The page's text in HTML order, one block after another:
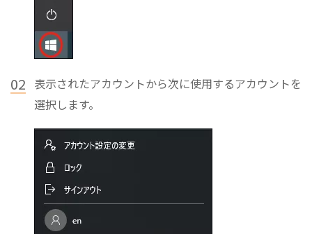
02 表示されたアカウントから次に使用するアカウントを
選択します。